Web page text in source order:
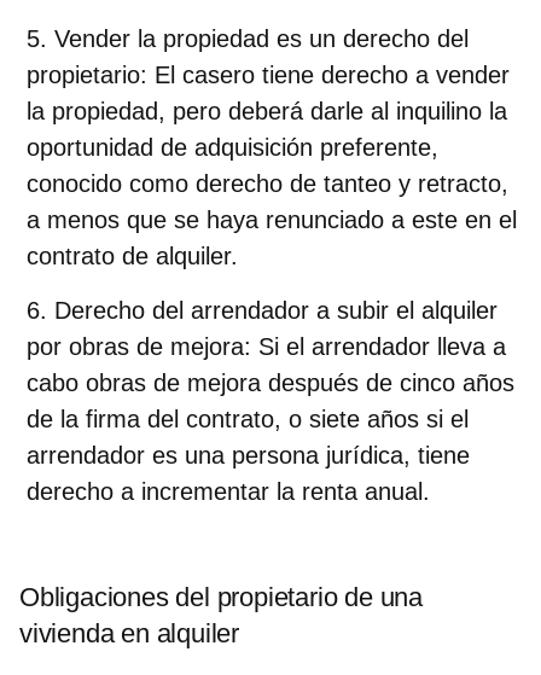
Vender la propiedad es un derecho del
propietario: El casero tiene derecho a vender
la propiedad, pero deberá darle al inquilino la
oportunidad de adquisición preferente,
conocido como derecho de tanteo y retracto,
a menos que se haya renunciado a este en el
contrato de alquiler.
Derecho del arrendador a subir el alquiler
por obras de mejora: Si el arrendador lleva a
cabo obras de mejora después de cinco años
de la firma del contrato, o siete años si el
arrendador es una persona jurídica, tiene
derecho a incrementar la renta anual.
Obligaciones del propietario de una
vivienda en alquiler